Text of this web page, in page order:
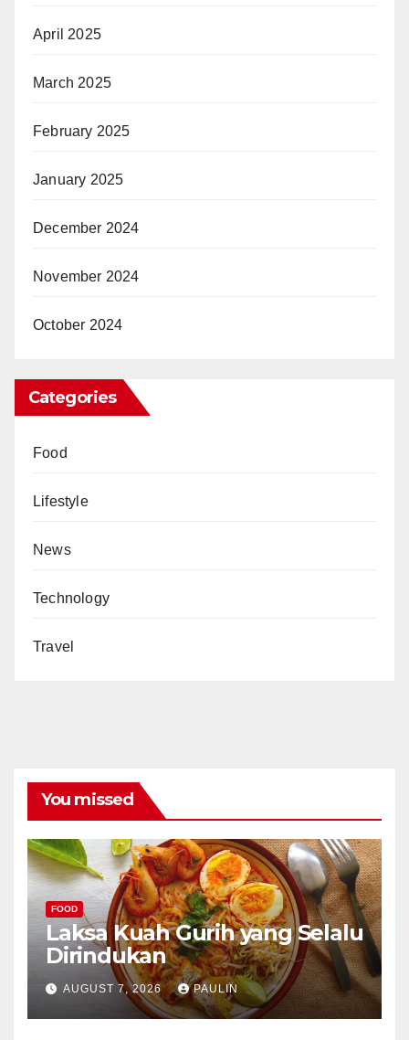
April 2025
March 2025
February 2025
January 2025
December 2024
November 2024
October 2024
Categories
Food
Lifestyle
News
Technology
Travel
You missed
FOOD
Laksa Kuah Gurih yang Selalu
Dirindukan
AUGUST 7, 2026 PAULIN